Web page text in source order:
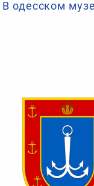
В одесском